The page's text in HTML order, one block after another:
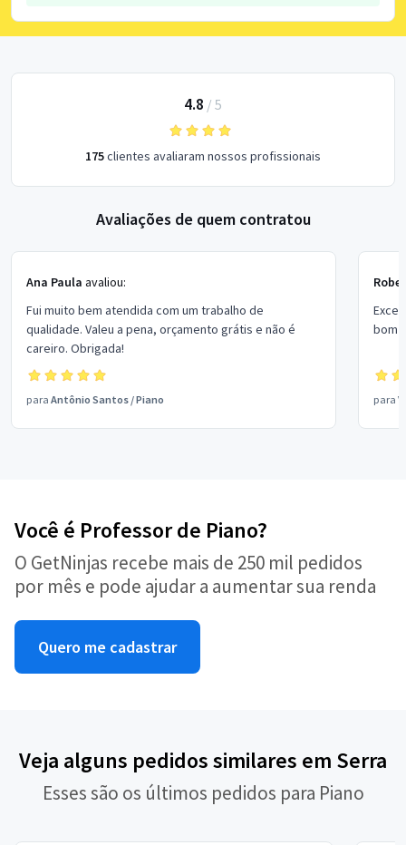
4.8 / 5
175clientes avaliaram nossos profissionais
Avaliações de quem contratou
Ana Paula avaliou:
Fui muito bem atendida com um trabalho de
qualidade. Valeu a pena, orçamento grátis e não é
careiro. Obrigada!
para Antônio Santos /Piano
bom
para
Você é Professor de Piano?
O GetNinjas recebe mais de 250 mil pedidos
por mês e pode ajudar a aumentar sua renda
Quero me cadastrar
Veja alguns pedidos similares em Serra
Esses são os últimos pedidos para Piano